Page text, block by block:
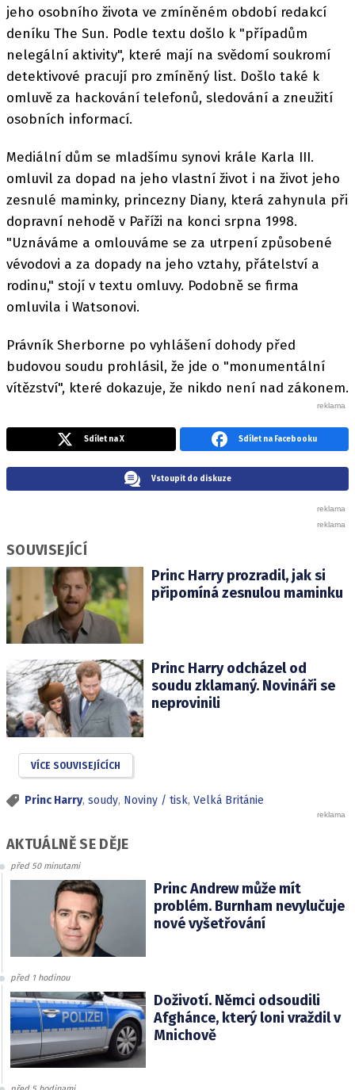
jeho osobního života ve zmíněném období redakcí
deníku The Sun. Podle textu došlo k "případům
nelegální aktivity", které mají na svědomí soukromí
detektivové pracují pro zmíněný list. Došlo také k
omluvě za hackování telefonů, sledování a zneužití
osobních informací.
Mediální dům se mladšímu synovi krále Karla III.
omluvil za dopad na jeho vlastní život i na život jeho
zesnulé maminky, princezny Diany, která zahynula při
dopravní nehodě v Paříži na konci srpna 1998.
"Uznáváme a omlouváme se za utrpení způsobené
vévodovi a za dopady na jeho vztahy, přátelství a
rodinu," stojí v textu omluvy. Podobně se firma
omluvila i Watsonovi.
Právník Sherborne po vyhlášení dohody před
budovou soudu prohlásil, že jde o "monumentální
vítězství", které dokazuje, že nikdo není nad zákonem.
Sdílet na X Sdílet na Facebooku
Vstoupit do diskuze
SOUVISEJÍCÍ
Princ Harry prozradil, jak si
připomíná zesnulou maminku
Princ Harry odcházel od
soudu zklamaný. Novináři se
neprovinili
VÍCE SOUVISEJÍCÍCH
Princ Harry, soudy, Noviny / tisk, Velká Británie
AKTUÁLNĚ SE DĚJE
před 50 minutami
Princ Andrew může mít
problém. Burnham nevylučuje
nové vyšetřování
před 1 hodinou
Doživotí. Němci odsoudili
Afghánce, který loni vraždil v
Mnichově